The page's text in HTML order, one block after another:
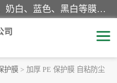
该类保护膜有复合，透明、奶白、蓝色、黑白等膜型。特高粘，高粘，中高粘，中粘，中低粘，低粘等。对于不同的粘力要求有相应的产品相适配。无胶渍残留污染。在较宽的收卷幅度下平整无皱纹，收卷长度大，利于机械化及自动化施工粘贴。为您的产品提供的表面保护解决方案。 产品广泛适用于：铝材、不锈钢、金属、塑料、电子、家电、家具、玻璃、化工材料、装饰材料等。
司
护膜 > 加厚 PE 保护膜 自粘防尘